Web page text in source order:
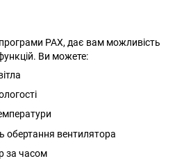
PAX, дає вам можливість
Ви можете:
обертання вентилятора
за часом